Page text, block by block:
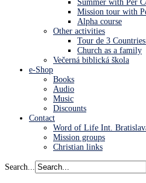
Summer with Per
Mission tour with
Alpha course
Other activities
Tour de 3
Church as a family
Večerná biblická škola
e-Shop
Books
Audio
Music
Discounts
Contact
Word of Life Int.
Mission groups
Christian links
Search...